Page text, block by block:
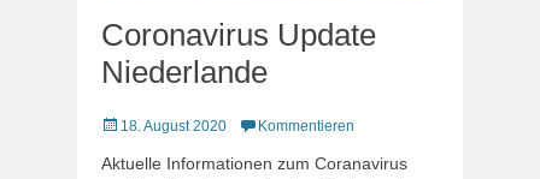
Coronavirus Update
Niederlande
Veröffentlicht
18. August 2020 Kommentieren
Aktuelle Informationen zum Coranavirus